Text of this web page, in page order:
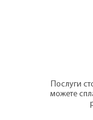
Послуги
можете